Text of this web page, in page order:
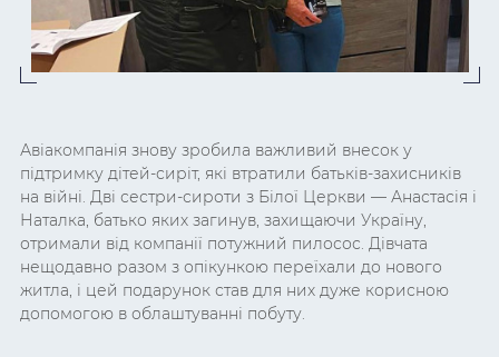
Авіакомпанія знову зробила важливий внесок у
підтримку дітей-сиріт, які втратили батьків-захисників
на війні. Дві сестри-сироти з Білої Церкви — Анастасія і
Наталка, батько яких загинув, захищаючи Україну,
отримали від компанії потужний пилосос. Дівчата
нещодавно разом з опікункою переїхали до нового
житла, і цей подарунок став для них дуже корисною
допомогою в облаштуванні побуту.